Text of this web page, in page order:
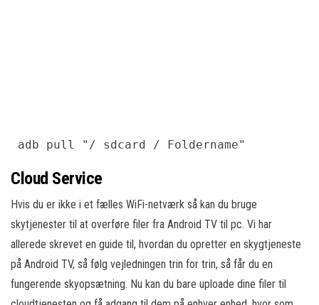
adb pull "/ sdcard / Foldername"
Cloud Service
Hvis du er ikke i et fælles WiFi-netværk så kan du bruge
skytjenester til at overføre filer fra Android TV til pc. Vi har
allerede skrevet en guide til, hvordan du opretter en skygtjeneste
på Android TV, så følg vejledningen trin for trin, så får du en
fungerende skyopsætning. Nu kan du bare uploade dine filer til